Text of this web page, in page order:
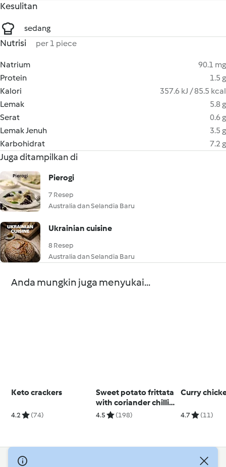
Kesulitan
sedang
Nutrisi per 1 piece
Natrium
90.1 mg
Protein
1.5 g
Kalori
357.6 kJ / 85.5 kcal
Lemak
5.8 g
Serat
0.6 g
Lemak Jenuh
3.5 g
Karbohidrat
7.2 g
Juga ditampilkan di
Pierogi
7 Resep
Australia dan Selandia Baru
Ukrainian cuisine
8 Resep
Australia dan Selandia Baru
Anda mungkin juga menyukai...
Keto crackers
4.2 (74)
Sweet potato frittata
with coriander chilli
sauce
4.5 (198)
Curry
4.7 (11)